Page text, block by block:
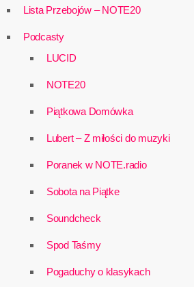
Lista Przebojów – NOTE20
Podcasty
LUCID
NOTE20
Piątkowa Domówka
Lubert – Z miłości do muzyki
Poranek w NOTE.radio
Sobota na Piątke
Soundcheck
Spod Taśmy
Pogaduchy o klasykach